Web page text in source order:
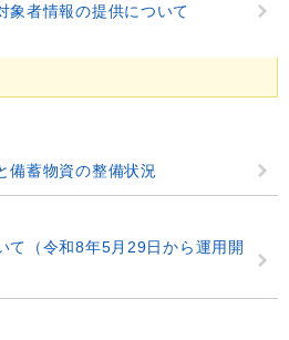
象者情報の提供について
備蓄物資の整備状況
て（令和8年5月29日から運用開